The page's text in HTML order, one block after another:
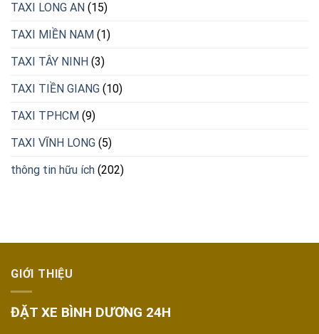
TAXI LONG AN (15)
TAXI MIỀN NAM (1)
TAXI TÂY NINH (3)
TAXI TIỀN GIANG (10)
TAXI TPHCM (9)
TAXI VĨNH LONG (5)
thông tin hữu ích (202)
GIỚI THIỆU
ĐẶT XE BÌNH DƯƠNG 24H